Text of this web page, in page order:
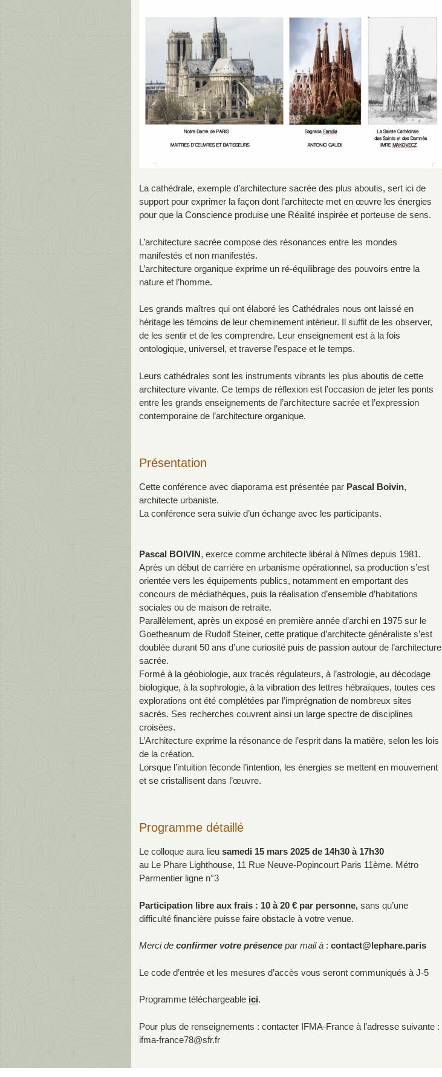
La cathédrale, exemple d’architecture sacrée des plus aboutis, sert ici de
support pour exprimer la façon dont l’architecte met en œuvre les énergies
pour que la Conscience produise une Réalité inspirée et porteuse de sens.
L’architecture sacrée compose des résonances entre les mondes
manifestés et non manifestés.
L’architecture organique exprime un ré-équilibrage des pouvoirs entre la
nature et l’homme.
Les grands maîtres qui ont élaboré les Cathédrales nous ont laissé en
héritage les témoins de leur cheminement intérieur. Il suffit de les observer,
de les sentir et de les comprendre. Leur enseignement est à la fois
ontologique, universel, et traverse l’espace et le temps.
Leurs cathédrales sont les instruments vibrants les plus aboutis de cette
architecture vivante. Ce temps de réflexion est l’occasion de jeter les ponts
entre les grands enseignements de l’architecture sacrée et l’expression
contemporaine de l’architecture organique.
Présentation
Cette conférence avec diaporama est présentée par Pascal Boivin,
architecte urbaniste.
La conférence sera suivie d’un échange avec les participants.
Pascal BOIVIN, exerce comme architecte libéral à Nîmes depuis 1981.
Après un début de carrière en urbanisme opérationnel, sa production s’est
orientée vers les équipements publics, notamment en emportant des
concours de médiathèques, puis la réalisation d’ensemble d’habitations
sociales ou de maison de retraite.
Parallèlement, après un exposé en première année d’archi en 1975 sur le
Goetheanum de Rudolf Steiner, cette pratique d’architecte généraliste s’est
doublée durant 50 ans d’une curiosité puis de passion autour de l’architecture
sacrée.
Formé à la géobiologie, aux tracés régulateurs, à l’astrologie, au décodage
biologique, à la sophrologie, à la vibration des lettres hébraïques, toutes ces
explorations ont été complétées par l’imprégnation de nombreux sites
sacrés. Ses recherches couvrent ainsi un large spectre de disciplines
croisées.
L’Architecture exprime la résonance de l’esprit dans la matière, selon les lois
de la création.
Lorsque l’intuition féconde l’intention, les énergies se mettent en mouvement
et se cristallisent dans l’œuvre.
Programme détaillé
Le colloque aura lieu samedi 15 mars 2025 de 14h30 à 17h30
au Le Phare Lighthouse, 11 Rue Neuve-Popincourt Paris 11ème. Métro
Parmentier ligne n°3
Participation libre aux frais : 10 à 20 € par personne, sans qu’une
difficulté financière puisse faire obstacle à votre venue.
Merci de confirmer votre présence par mail à : contact@lephare.paris
Le code d’entrée et les mesures d’accès vous seront communiqués à J-5
Programme téléchargeable ici.
Pour plus de renseignements : contacter IFMA-France à l’adresse suivante :
ifma-france78@sfr.fr